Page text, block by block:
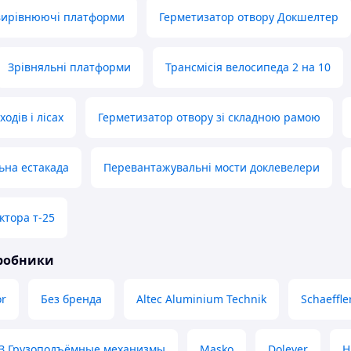
платформи Герметизатор отвору Докшелтер
Зрівняльні платформи Трансмісія велосипеда 2 на 10
і лісах Герметизатор отвору зі складною рамою
естакада Перевантажувальні мости доклевелери
т-25
Без бренда Altec Aluminium Technik